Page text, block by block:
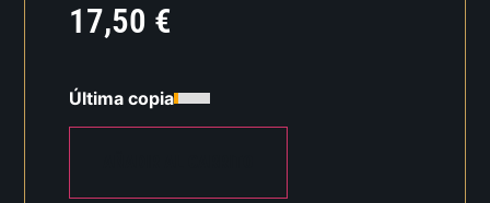
17,50 €
Última copia